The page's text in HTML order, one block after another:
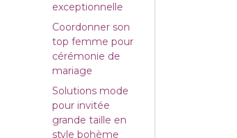
exceptionnelle
Coordonner son
top femme pour
cérémonie de
mariage
Solutions mode
pour invitée
grande taille en
style bohème